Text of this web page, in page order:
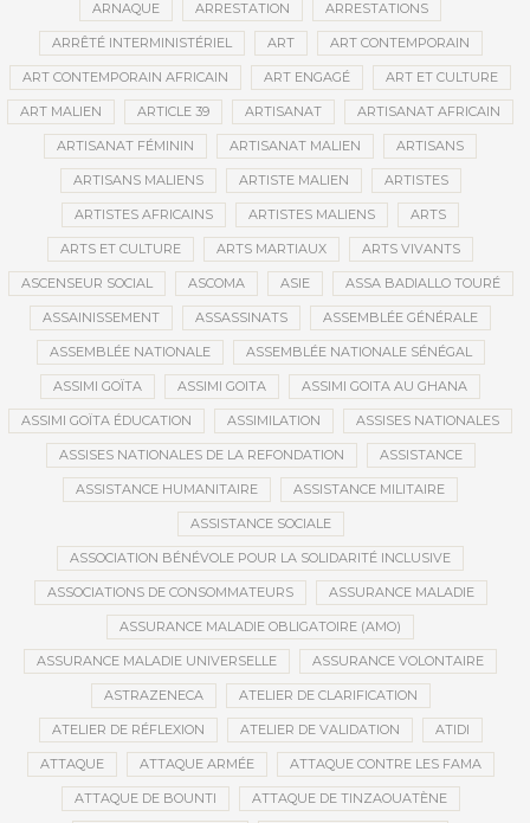
ARNAQUE ARRESTATION ARRESTATIONS
ARRÊTÉ INTERMINISTÉRIEL ART ART CONTEMPORAIN
ART CONTEMPORAIN AFRICAIN ART ENGAGÉ ART ET CULTURE
ART MALIEN ARTICLE 39 ARTISANAT ARTISANAT AFRICAIN
ARTISANAT FÉMININ ARTISANAT MALIEN ARTISANS
ARTISANS MALIENS ARTISTE MALIEN ARTISTES
ARTISTES AFRICAINS ARTISTES MALIENS ARTS
ARTS ET CULTURE ARTS MARTIAUX ARTS VIVANTS
ASCENSEUR SOCIAL ASCOMA ASIE ASSA BADIALLO TOURÉ
ASSAINISSEMENT ASSASSINATS ASSEMBLÉE GÉNÉRALE
ASSEMBLÉE NATIONALE ASSEMBLÉE NATIONALE SÉNÉGAL
ASSIMI GOÏTA ASSIMI GOITA ASSIMI GOITA AU GHANA
ASSIMI GOÏTA ÉDUCATION ASSIMILATION ASSISES NATIONALES
ASSISES NATIONALES DE LA REFONDATION ASSISTANCE
ASSISTANCE HUMANITAIRE ASSISTANCE MILITAIRE
ASSISTANCE SOCIALE
ASSOCIATION BÉNÉVOLE POUR LA SOLIDARITÉ INCLUSIVE
ASSOCIATIONS DE CONSOMMATEURS ASSURANCE MALADIE
ASSURANCE MALADIE OBLIGATOIRE (AMO)
ASSURANCE MALADIE UNIVERSELLE ASSURANCE VOLONTAIRE
ASTRAZENECA ATELIER DE CLARIFICATION
ATELIER DE RÉFLEXION ATELIER DE VALIDATION ATIDI
ATTAQUE ATTAQUE ARMÉE ATTAQUE CONTRE LES FAMA
ATTAQUE DE BOUNTI ATTAQUE DE TINZAOUATÈNE